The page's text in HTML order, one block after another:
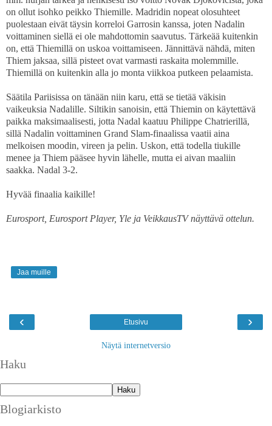
on ollut isohko peikko Thiemille. Madridin nopeat olosuhteet
puolestaan eivät täysin korreloi Garrosin kanssa, joten Nadalin
voittaminen siellä ei ole mahdottomin saavutus. Tärkeää kuitenkin
on, että Thiemillä on uskoa voittamiseen. Jännittävä nähdä, miten
Thiem jaksaa, sillä pisteet ovat varmasti raskaita molemmille.
Thiemillä on kuitenkin alla jo monta viikkoa putkeen pelaamista.
Säätila Pariisissa on tänään niin karu, että se tietää väkisin
vaikeuksia Nadalille. Siltikin sanoisin, että Thiemin on käytettävä
paikka maksimaalisesti, jotta Nadal kaatuu Philippe Chatrierillä,
sillä Nadalin voittaminen Grand Slam-finaalissa vaatii aina
melkoisen moodin, vireen ja pelin. Uskon, että todella tiukille
menee ja Thiem pääsee hyvin lähelle, mutta ei aivan maaliin
saakka. Nadal 3-2.
Hyvää finaalia kaikille!
Eurosport, Eurosport Player, Yle ja VeikkausTV näyttävä ottelun.
Jaa muille
‹ ›
Etusivu
Näytä internetversio
Haku
Blogiarkisto